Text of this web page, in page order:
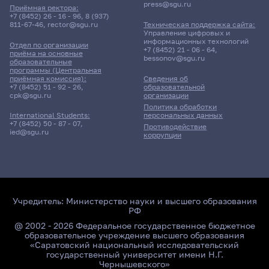
Приёмная ректора:
+7 (8452) 26 - 16 - 96, 8 (937)
811-67-46, rector@sgu.ru
Отдел по организации
приёма на основные
образовательные
программы (Центральная
приёмная комиссия):
+7 (8452) 51 - 92 - 26,
cpk@sgu.ru
International Students:
+7 (8452) 50 - 87 - 07,
ied@sgu.ru
Сведения об
образовательной
организации
Политика обработки
персональных данных
Противодействие
коррупции
press@sgu.ru
Техническая поддержка сайта:
Управление цифровых и
информационных технологий
+7 (8452) 21 - 06 - 64,
bessonov@sgu.ru
Учредитель: Министерство науки и высшего образования
РФ
@ 2002 - 2026 Федеральное государственное бюджетное
образовательное учреждение высшего образования
«Саратовский национальный исследовательский
государственный университет имени Н.Г.
Чернышевского»